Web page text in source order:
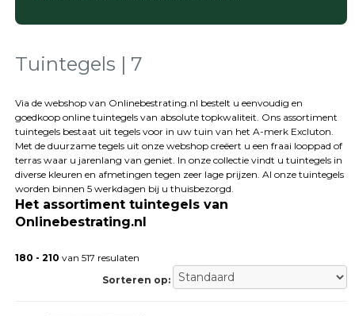
Betontegels
tegels
Natuursteen
Terrastegels
Tuintegels
Stoeptegels
Buitentegels
Balkontegels
Sierbestrating
Betonklinkers
bestrating
Tuintegels | 7
Via de webshop van Onlinebestrating.nl bestelt u eenvoudig en
goedkoop online tuintegels van absolute topkwaliteit. Ons assortiment
tuintegels bestaat uit tegels voor in uw tuin van het A-merk Excluton.
Met de duurzame tegels uit onze webshop creëert u een fraai looppad of
terras waar u jarenlang van geniet. In onze collectie vindt u tuintegels in
diverse kleuren en afmetingen tegen zeer lage prijzen. Al onze tuintegels
worden binnen 5 werkdagen bij u thuisbezorgd.
Het assortiment tuintegels van
Onlinebestrating.nl
180 - 210 van 517 resulaten
Sorteren op: